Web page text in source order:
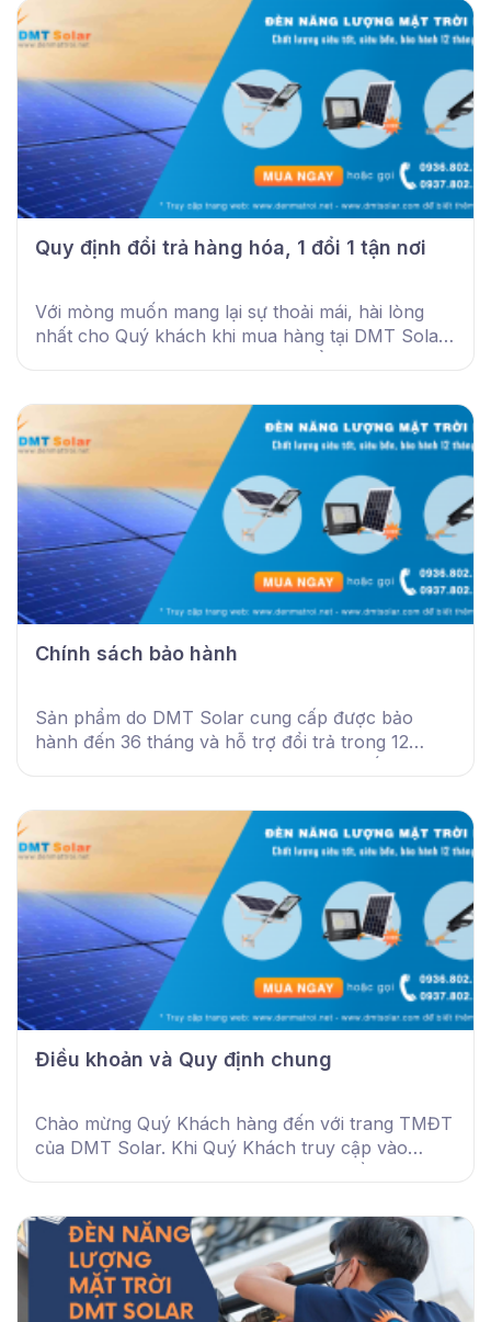
Quy định đổi trả hàng hóa, 1 đổi 1 tận nơi
Với mòng muốn mang lại sự thoải mái, hài lòng
nhất cho Quý khách khi mua hàng tại DMT Solar.
Chính sách bảo hành
Sản phẩm do DMT Solar cung cấp được bảo
hành đến 36 tháng và hỗ trợ đổi trả trong 12
Điều khoản và Quy định chung
Chào mừng Quý Khách hàng đến với trang TMĐT
của DMT Solar. Khi Quý Khách truy cập vào